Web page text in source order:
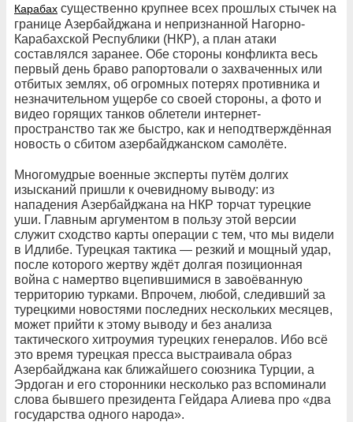
Карабах существенно крупнее всех прошлых стычек на
границе Азербайджана и непризнанной Нагорно-
Карабахской Республики (НКР), а план атаки
составлялся заранее. Обе стороны конфликта весь
первый день браво рапортовали о захваченных или
отбитых землях, об огромных потерях противника и
незначительном ущербе со своей стороны, а фото и
видео горящих танков облетели интернет-
пространство так же быстро, как и неподтверждённая
новость о сбитом азербайджанском самолёте.
Многомудрые военные эксперты путём долгих
изысканий пришли к очевидному выводу: из
нападения Азербайджана на НКР торчат турецкие
уши. Главным аргументом в пользу этой версии
служит сходство карты операции с тем, что мы видели
в Идлибе. Турецкая тактика — резкий и мощный удар,
после которого жертву ждёт долгая позиционная
война с намертво вцепившимися в завоёванную
территорию турками. Впрочем, любой, следивший за
турецкими новостями последних нескольких месяцев,
может прийти к этому выводу и без анализа
тактического хитроумия турецких генералов. Ибо всё
это время турецкая пресса выстраивала образ
Азербайджана как ближайшего союзника Турции, а
Эрдоган и его сторонники несколько раз вспоминали
слова бывшего президента Гейдара Алиева про «два
государства одного народа».